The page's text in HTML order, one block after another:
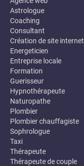
Astrologue
Coaching
Consultant
Création de site internet
Energeticien
Entreprise locale
Formation
Guerisseur
Hypnothérapeute
Naturopathe
Plombier
Plombier chauffagiste
Sophrologue
Taxi
Thérapeute
Thérapeute de couple